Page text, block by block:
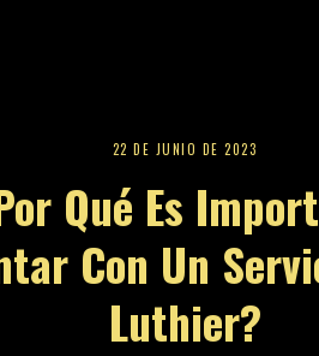
22 DE JUNIO DE 2023
Qué Es
Con Un
Luthier?